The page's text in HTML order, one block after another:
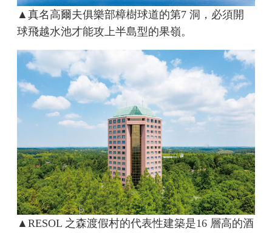
▲真名高爾夫俱樂部樟樹球道的第7 洞，必須開
球飛越水池才能攻上半島型的果嶺。
▲RESOL 之森渡假村的代表性建築是16 層高的酒